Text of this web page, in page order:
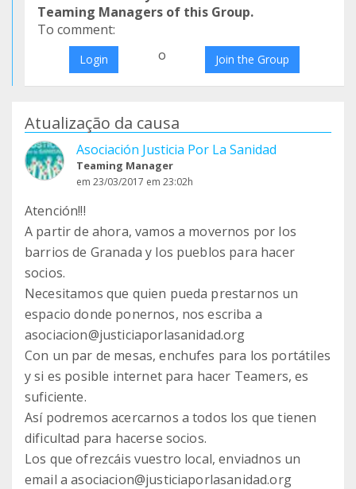
Teaming Managers of this Group.
To comment:
Login o Join the Group
Atualização da causa
Asociación Justicia Por La Sanidad
Teaming Manager
em 23/03/2017 em 23:02h
Atención!!!
A partir de ahora, vamos a movernos por los
barrios de Granada y los pueblos para hacer
socios.
Necesitamos que quien pueda prestarnos un
espacio donde ponernos, nos escriba a
asociacion@justiciaporlasanidad.org
Con un par de mesas, enchufes para los portátiles
y si es posible internet para hacer Teamers, es
suficiente.
Así podremos acercarnos a todos los que tienen
dificultad para hacerse socios.
Los que ofrezcáis vuestro local, enviadnos un
email a asociacion@justiciaporlasanidad.org